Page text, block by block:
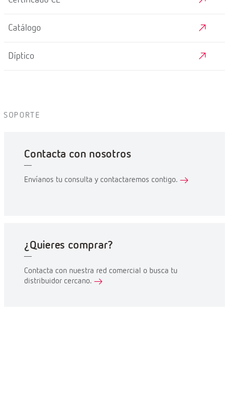
Catálogo
Díptico
SOPORTE
Contacta con nosotros
Envíanos tu consulta y contactaremos contigo.
¿Quieres comprar?
Contacta con nuestra red comercial o busca tu
distribuidor cercano.